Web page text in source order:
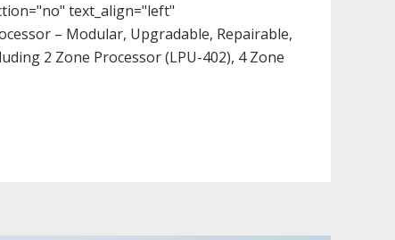
text_align="left"
– Modular, Upgradable, Repairable,
2 Zone Processor (LPU-402), 4 Zone